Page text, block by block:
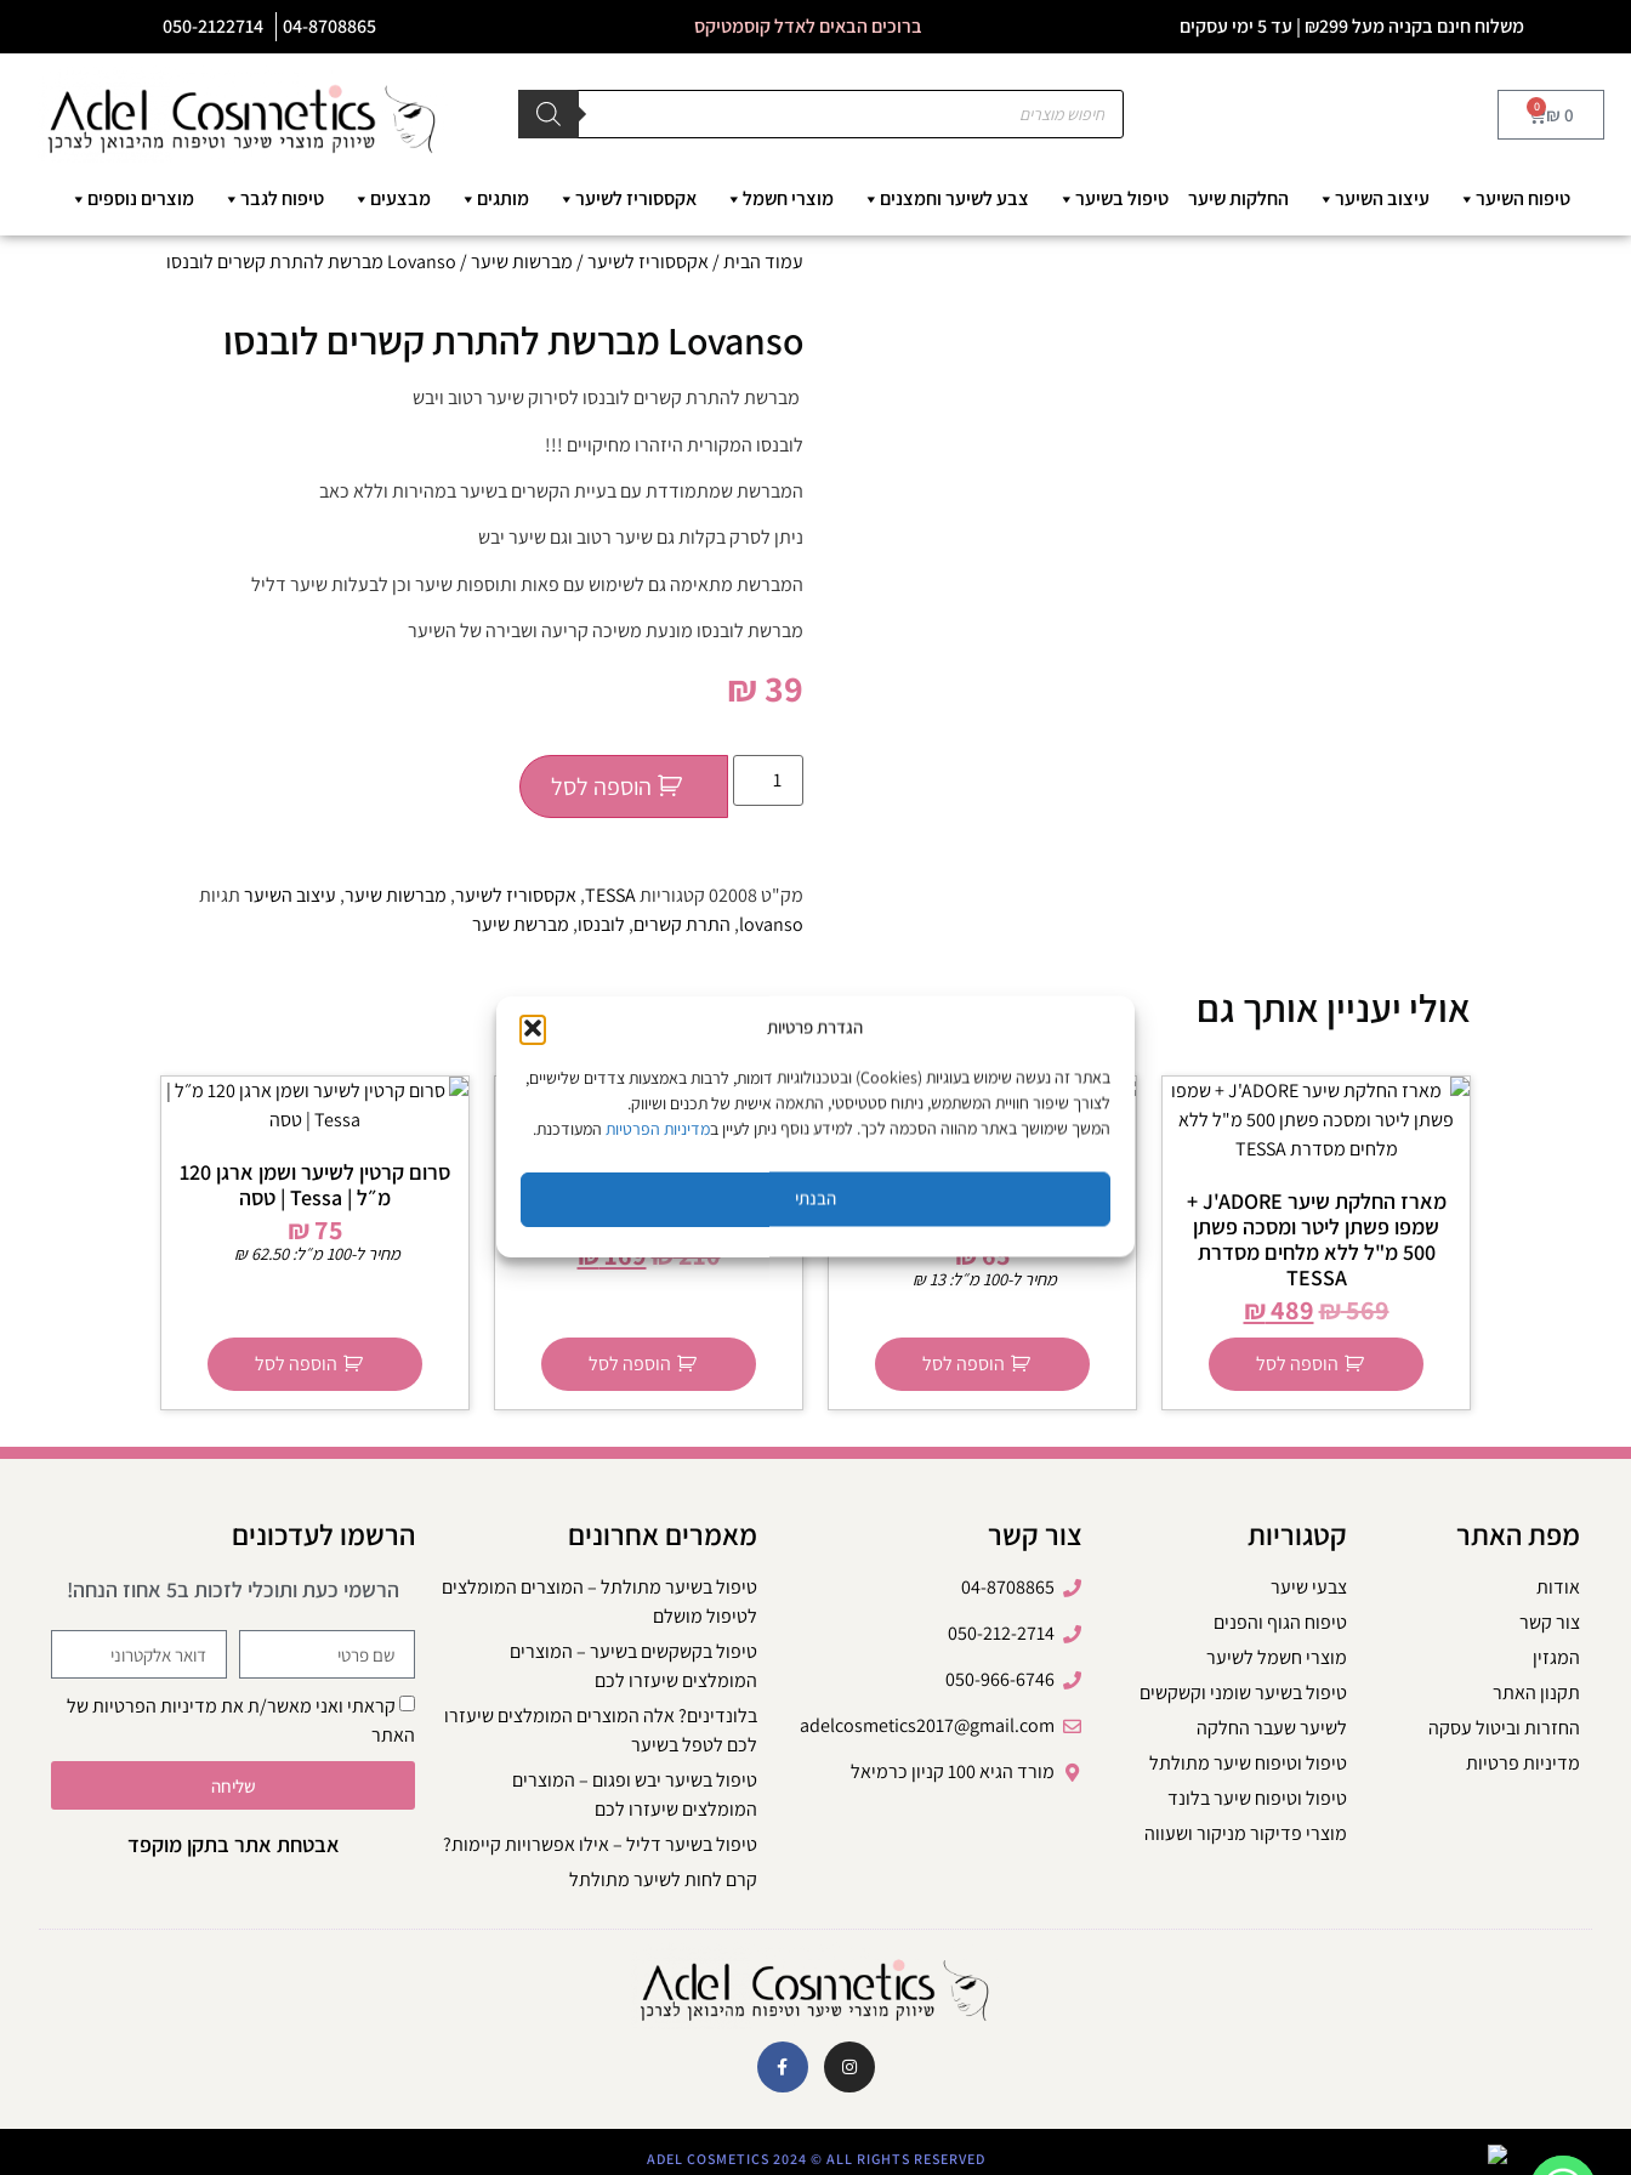
הגדרת פרטיות
באתר זה נעשה שימוש בעוגיות (Cookies) ובטכנולוגיות דומות, לרבות באמצעות צדדים שלישיים,
לצורך שיפור חוויית המשתמש, ניתוח סטטיסטי, התאמה אישית של תכנים ושיווק.
המשך שימושך באתר מהווה הסכמה לכך. למידע נוסף ניתן לעיין במדיניות הפרטיות המעודכנת.
הבנתי
משלוח חינם בקניה מעל ₪299 | עד 5 ימי עסקים ברוכים הבאים לאדל קוסמטיקס 04-8708865
050-2122714
₪ 0
0
טיפוח השיער עיצוב השיער החלקות שיער טיפול בשיער צבע לשיער וחמצנים מוצרי חשמל אקססוריז לשיער מותגים מבצעים טיפוח לגבר מוצרים נוספים
עמוד הבית/אקססוריז לשיער/מברשות שיער/ Lovanso מברשת להתרת קשרים לובנסו
Lovanso מברשת להתרת קשרים לובנסו
מברשת להתרת קשרים לובנסו לסירוק שיער רטוב ויבש
לובנסו המקורית היזהרו מחיקויים !!!
המברשת שמתמודדת עם בעיית הקשרים בשיער במהירות וללא כאב
ניתן לסרק בקלות גם שיער רטוב וגם שיער יבש
המברשת מתאימה גם לשימוש עם פאות ותוספות שיער וכן לבעלות שיער דליל
מברשת לובנסו מונעת משיכה קריעה ושבירה של השיער
₪ 39
הוספה לסל
מק"ט02008קטגוריותTESSA
,אקססוריז לשיער, מברשות שיער, עיצוב השיערתגיות
lovanso
, התרת קשרים, לובנסו, מברשת שיער
אולי יעניין אותך גם
מארז החלקת שיער J'ADORE +
שמפו פשתן ליטר ומסכה פשתן
500 מ"ל ללא מלחים מסדרת
TESSA
₪569
₪489
הוספה לסל
שמפו סילבר לשיער בלונד
טסה Tessa
₪65
מחיר ל-100 מ״ל: ₪13
הוספה לסל
מארז מבצע שמפו מסכה וסרום
– טסה TESSA
₪210
₪169
הוספה לסל
סרום קרטין לשיער ושמן ארגן 120
מ״ל | Tessa | טסה
₪75
מחיר ל-100 מ״ל: ₪62.50
הוספה לסל
מפת האתר
אודות
צור קשר
המגזין
תקנון האתר
החזרות וביטול עסקה
מדיניות פרטיות
קטגוריות
צבעי שיער
טיפוח הגוף והפנים
מוצרי חשמל לשיער
טיפול בשיער שומני וקשקשים
לשיער שעבר החלקה
טיפול וטיפוח שיער מתולתל
טיפול וטיפוח שיער בלונד
מוצרי פדיקור מניקור ושעווה
צור קשר
04-8708865
050-212-2714
050-966-6746
adelcosmetics2017@gmail.com
מורד הגיא 100 קניון כרמיאל
מאמרים אחרונים
טיפול בשיער מתולתל – המוצרים המומלצים
לטיפול מושלם
טיפול בקשקשים בשיער – המוצרים
המומלצים שיעזרו לכם
בלונדינים? אלה המוצרים המומלצים שיעזרו
לכם לטפל בשיער
טיפול בשיער יבש ופגום – המוצרים
המומלצים שיעזרו לכם
טיפול בשיער דליל – אילו אפשרויות קיימות?
קרם לחות לשיער מתולתל
הרשמו לעדכונים
הרשמי כעת ותוכלי לזכות ב5 אחוז הנחה!
קראתי ואני מאשר/ת אתמדיניות הפרטיותשל
האתר
שליחה
אבטחת אתר בתקן מוקפד
ADEL COSMETICS 2024 © ALL RIGHTS RESERVED​